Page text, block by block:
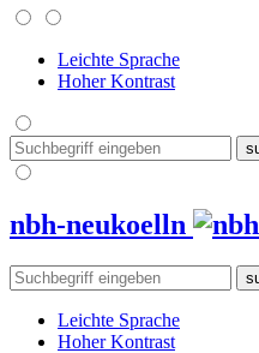
Leichte Sprache
Hoher Kontrast
nbh-neukoelln
Leichte Sprache
Hoher Kontrast